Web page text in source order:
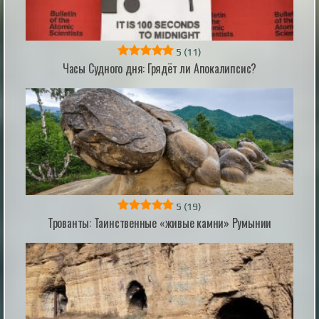
Физики нашли способ использовать
магнитное поле Земли для охоты за темной
материей
Физики нашли способ использовать магнитное поле
Земли для охоты за темной материей
naked-science.ru | 4 hours ago
Дьявол на Лаксегаде: полтергейст,
потрясший Копенгаген
В сентябре 1826 года скромный дом под номером
210 на улице Лаксегаде в центре Копенгагена стал
5 (11)
Часы Судного дня: Грядёт ли Апокалипсис?
5 (19)
Трованты: Таинственные «живые камни» Румынии